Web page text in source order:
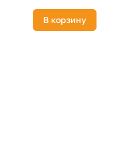
В корзину